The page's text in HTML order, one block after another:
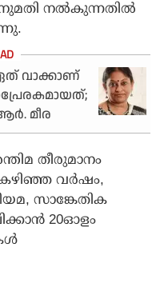
നല്‍കുന്നതില്‍
വാക്കാണ്
മീര
തീരുമാനം
വര്‍ഷം,
സാങ്കേതിക
20ഓളം